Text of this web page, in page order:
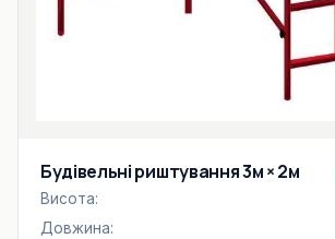
Будівельні риштування 3м × 2м
Висота:
Довжина: